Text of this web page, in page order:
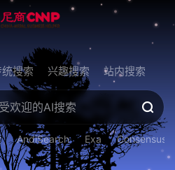
搜索 兴趣搜索 站内搜索
AndiSearch Exa Consensus